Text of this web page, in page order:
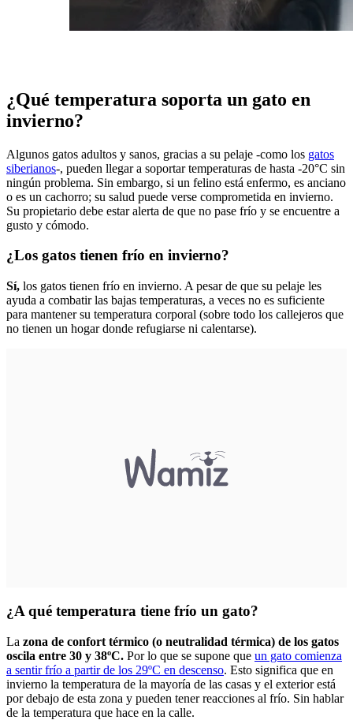
¿Qué temperatura soporta un gato en
invierno?
Algunos gatos adultos y sanos, gracias a su pelaje -como los gatos
siberianos-, pueden llegar a soportar temperaturas de hasta -20°C sin
ningún problema. Sin embargo, si un felino está enfermo, es anciano
o es un cachorro; su salud puede verse comprometida en invierno.
Su propietario debe estar alerta de que no pase frío y se encuentre a
gusto y cómodo.
¿Los gatos tienen frío en invierno?
Sí, los gatos tienen frío en invierno. A pesar de que su pelaje les
ayuda a combatir las bajas temperaturas, a veces no es suficiente
para mantener su temperatura corporal (sobre todo los callejeros que
no tienen un hogar donde refugiarse ni calentarse).
¿A qué temperatura tiene frío un gato?
La zona de confort térmico (o neutralidad térmica) de los gatos
oscila entre 30 y 38ºC. Por lo que se supone que un gato comienza
a sentir frío a partir de los 29ºC en descenso. Esto significa que en
invierno la temperatura de la mayoría de las casas y el exterior está
por debajo de esta zona y pueden tener reacciones al frío. Sin hablar
de la temperatura que hace en la calle.